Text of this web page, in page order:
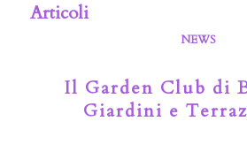
Articoli
NEWS
Il Garden Club di
Giardini e